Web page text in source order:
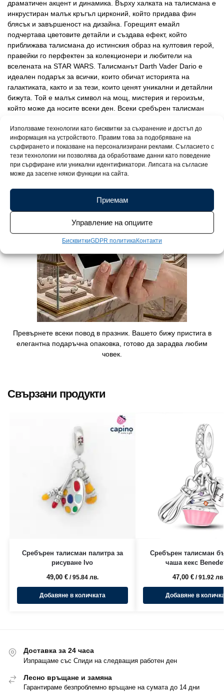
Използваме технологии като бисквитки за съхранение и достъп до
информация на устройството. Правим това за подобряване на
сърфирането и показване на персонализирани реклами. Съгласието с
тези технологии ни позволява да обработваме данни като поведение
при сърфиране или уникални идентификатори. Липсата на съгласие
може да засегне някои функции на сайта.
Приемам
Управление на опциите
БисквиткиGDPR политикаКонтакти
драматичен акцент и динамика. Върху халката на талисмана е
инкрустиран малък кръгъл цирконий, който придава фин
блясък и завършеност на дизайна. Горещият емайл
подчертава цветовите детайли и създава ефект, който
приближава талисмана до истинския образ на култовия герой,
правейки го перфектен за колекционери и любители на
вселената на STAR WARS. Талисманът Darth Vader Dario е
идеален подарък за всички, които обичат историята на
галактиката, както и за тези, които ценят уникални и детайлни
бижута. Той е малък символ на мощ, мистерия и героизъм,
който може да носите всеки ден. Всеки сребърен талисман
кутийка и е придружен от сертификат за качество,
удостоверяващ чистотата и автентичността на среброто с
проба 925.
Превърнете всеки повод в празник. Вашето бижу пристига в
елегантна подаръчна опаковка, готово да зарадва любим
човек.
Свързани продукти
Сребърен талисман палитра за
рисуване Ivo
49,00 € / 95.84 лв.
Добавяне в количката
Сребърен талисман
чаша кекс
47,00 € / 91.92 лв.
Добавяне в
Доставка за 24 часа
Изпращаме със Спиди на следващия работен ден
Лесно връщане и замяна
Гарантираме безпроблемно връщане на сумата до 14 дни